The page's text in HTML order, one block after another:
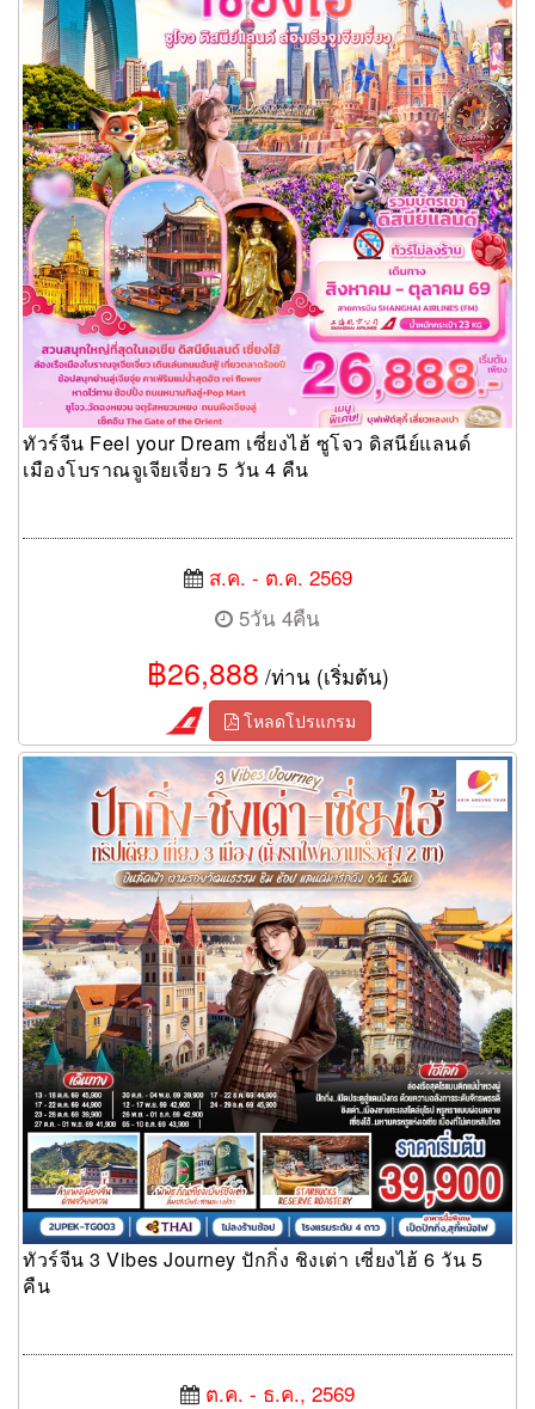
ทัวร์จีน Feel your Dream เซี่ยงไฮ้ ซูโจว ดิสนีย์แลนด์
เมืองโบราณจูเจียเจี่ยว 5 วัน 4 คืน
ส.ค. - ต.ค. 2569
5วัน 4คืน
฿26,888 /ท่าน (เริ่มต้น)
โหลดโปรแกรม
ทัวร์จีน 3 Vibes Journey ปักกิ่ง ชิงเต่า เซี่ยงไฮ้ 6 วัน 5 คืน
ทัวร์จีน 3 Vibes Journey ปักกิ่ง ชิงเต่า เซี่ยงไฮ้ 6 วัน 5
คืน
ต.ค. - ธ.ค., 2569